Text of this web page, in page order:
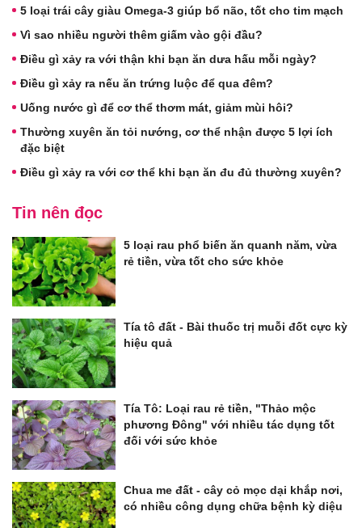
5 loại trái cây giàu Omega-3 giúp bổ não, tốt cho tim mạch
Vì sao nhiều người thêm giấm vào gội đầu?
Điều gì xảy ra với thận khi bạn ăn dưa hấu mỗi ngày?
Điều gì xảy ra nếu ăn trứng luộc để qua đêm?
Uống nước gì để cơ thể thơm mát, giảm mùi hôi?
Thường xuyên ăn tỏi nướng, cơ thể nhận được 5 lợi ích
đặc biệt
Điều gì xảy ra với cơ thể khi bạn ăn đu đủ thường xuyên?
Tin nên đọc
5 loại rau phổ biến ăn quanh năm, vừa
rẻ tiền, vừa tốt cho sức khỏe
Tía tô đất - Bài thuốc trị muỗi đốt cực kỳ
hiệu quả
Tía Tô: Loại rau rẻ tiền, "Thảo mộc
phương Đông" với nhiều tác dụng tốt
đối với sức khỏe
Chua me đất - cây cỏ mọc dại khắp nơi,
có nhiều công dụng chữa bệnh kỳ diệu